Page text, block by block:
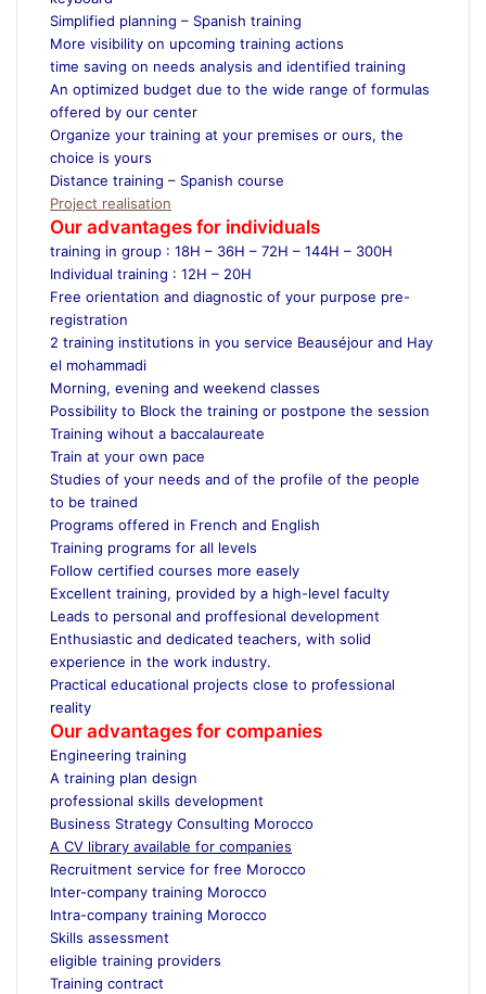
Simplified planning – Spanish training
More visibility on upcoming training actions
time saving on needs analysis and identified training
An optimized budget due to the wide range of formulas
offered by our center
Organize your training at your premises or ours, the
choice is yours
Distance training – Spanish course
Project realisation
Our advantages for individuals
training in group : 18H – 36H – 72H – 144H – 300H
Individual training : 12H – 20H
Free orientation and diagnostic of your purpose pre-
registration
2 training institutions in you service Beauséjour and Hay
el mohammadi
Morning, evening and weekend classes
Possibility to Block the training or postpone the session
Training wihout a baccalaureate
Train at your own pace
Studies of your needs and of the profile of the people
to be trained
Programs offered in French and English
Training programs for all levels
Follow certified courses more easely
Excellent training, provided by a high-level faculty
Leads to personal and proffesional development
Enthusiastic and dedicated teachers, with solid
experience in the work industry.
Practical educational projects close to professional
reality
Our advantages for companies
Engineering training
A training plan design
professional skills development
Business Strategy Consulting Morocco
A CV library available for companies
Recruitment service for free Morocco
Inter-company training Morocco
Intra-company training Morocco
Skills assessment
eligible training providers
Training contract